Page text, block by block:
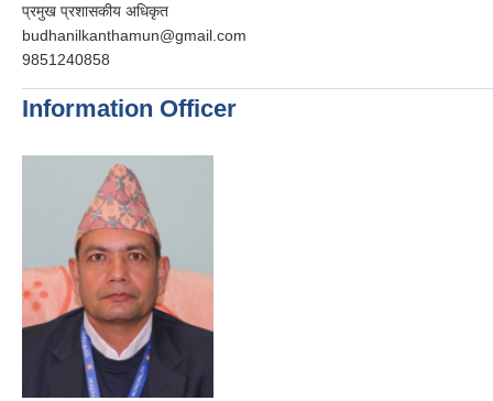
प्रमुख प्रशासकीय अधिकृत
budhanilkanthamun@gmail.com
9851240858
Information Officer